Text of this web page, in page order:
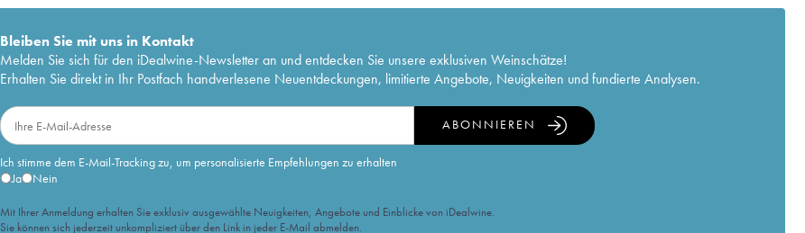
Bleiben Sie mit uns in Kontakt
Melden Sie sich für den iDealwine-Newsletter an und entdecken Sie unsere exklusiven Weinschätze!
Erhalten Sie direkt in Ihr Postfach handverlesene Neuentdeckungen, limitierte Angebote, Neuigkeiten und fundierte Analysen.
Ich stimme dem E-Mail-Tracking zu, um personalisierte Empfehlungen zu erhalten
Ja
Nein
ABONNIEREN
Mit Ihrer Anmeldung erhalten Sie exklusiv ausgewählte Neuigkeiten, Angebote und Einblicke von iDealwine.
Sie können sich jederzeit unkompliziert über den Link in jeder E-Mail abmelden.